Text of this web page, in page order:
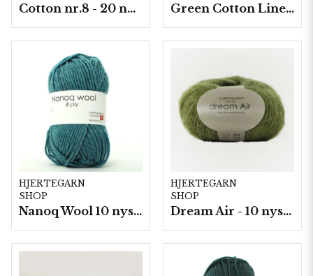
Cotton nr.8 - 20 nystan a50g./fp. Green Cotton Linen - 10 nystan á 50g./fp.
HJERTEGARN
SHOP
Nanoq Wool 10 nyst/fp. á 100 g
HJERTEGARN
SHOP
Dream Air - 10 nystan/fp. á 50 g